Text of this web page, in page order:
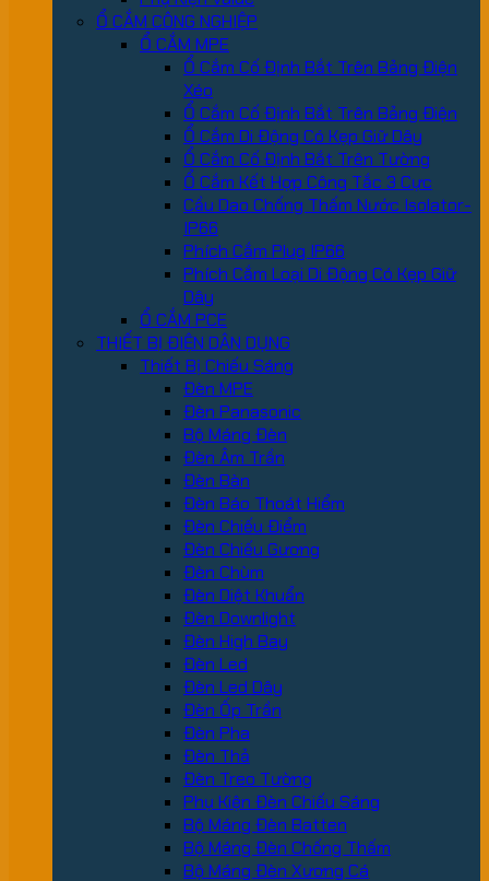
Ổ CẮM CÔNG NGHIỆP
Ổ CẮM MPE
Ổ Cắm Cố Định Bắt Trên Bảng Điện
Xéo
Ổ Cắm Cố Định Bắt Trên Bảng Điện
Ổ Cắm Di Động Có Kẹp Giữ Dây
Ổ Cắm Cố Định Bắt Trên Tường
Ổ Cắm Kết Hợp Công Tắc 3 Cực
Cầu Dao Chống Thấm Nước Isolator-
IP66
Phích Cắm Plug IP66
Phích Cắm Loại Di Động Có Kẹp Giữ
Dây
Ổ CẮM PCE
THIẾT BỊ ĐIỆN DÂN DỤNG
Thiết Bị Chiếu Sáng
Đèn MPE
Đèn Panasonic
Bộ Máng Đèn
Đèn Âm Trần
Đèn Bàn
Đèn Báo Thoát Hiểm
Đèn Chiếu Điểm
Đèn Chiếu Gương
Đèn Chùm
Đèn Diệt Khuẩn
Đèn Downlight
Đèn High Bay
Đèn Led
Đèn Led Dây
Đèn Ốp Trần
Đèn Pha
Đèn Thả
Đèn Treo Tường
Phụ Kiện Đèn Chiếu Sáng
Bộ Máng Đèn Batten
Bộ Máng Đèn Chống Thấm
Bộ Máng Đèn Xương Cá